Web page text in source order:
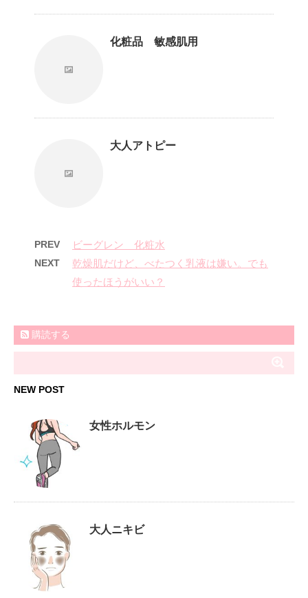
化粧品 敏感肌用
大人アトピー
PREV ビーグレン 化粧水
NEXT
乾燥肌だけど、べたつく乳液は嫌い。でも
使ったほうがいい？
購読する
NEW POST
女性ホルモン
大人ニキビ